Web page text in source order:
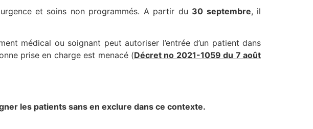
et soins non programmés. A partir du 30 septembre, il
médical ou soignant peut autoriser l’entrée d’un patient dans
prise en charge est menacé (Décret no 2021-1059 du 7 août
les patients sans en exclure dans ce contexte.